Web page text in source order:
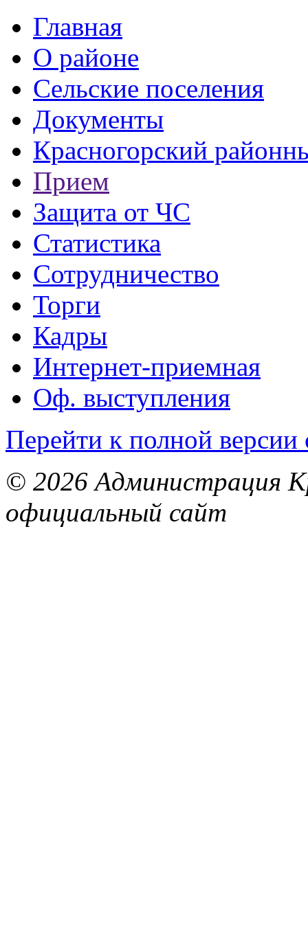
Главная
О районе
Сельские поселения
Документы
Красногорский
Прием
Защита от ЧС
Статистика
Сотрудничество
Торги
Кадры
Интернет-приемная
Оф. выступления
Перейти к полной версии
© 2026 Администрация
официальный сайт